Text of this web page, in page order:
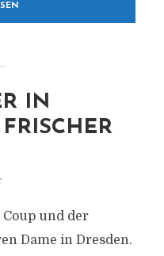
IN
und der
Dame in Dresden.